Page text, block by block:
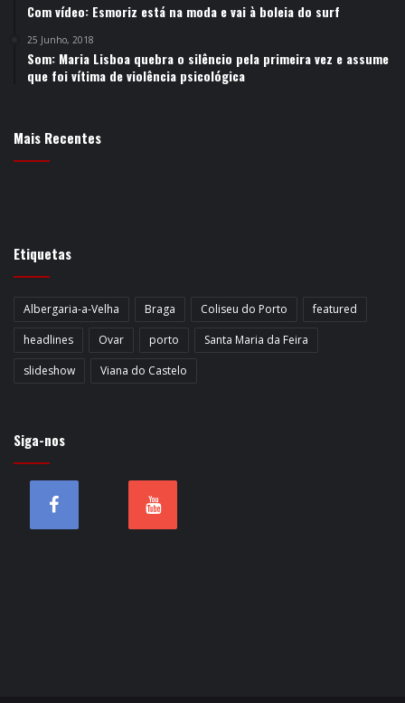
Com vídeo: Esmoriz está na moda e vai à boleia do surf
25 Junho, 2018
Som: Maria Lisboa quebra o silêncio pela primeira vez e assume
que foi vítima de violência psicológica
Mais Recentes
Etiquetas
Albergaria-a-Velha Braga Coliseu do Porto
featured
headlines
Ovar porto
Santa Maria da Feira
slideshow
Viana do Castelo
Siga-nos